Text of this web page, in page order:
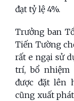
đạt tỷ lệ 4%.
Trưởng ban
Tiến Tường
rất e ngại sử
trí, bổ nhiệm
được đặt lên
cũng xuất